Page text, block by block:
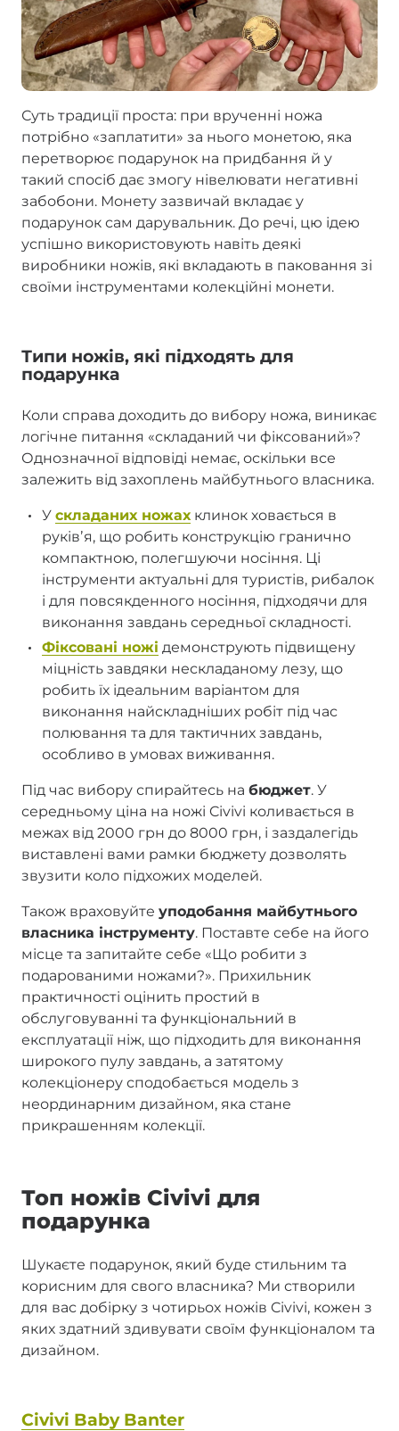
Суть традиції проста: при врученні ножа
потрібно «заплатити» за нього монетою, яка
перетворює подарунок на придбання й у
такий спосіб дає змогу нівелювати негативні
забобони. Монету зазвичай вкладає у
подарунок сам дарувальник. До речі, цю ідею
успішно використовують навіть деякі
виробники ножів, які вкладають в паковання зі
своїми інструментами колекційні монети.
Типи ножів, які підходять для
подарунка
Коли справа доходить до вибору ножа, виникає
логічне питання «складаний чи фіксований»?
Однозначної відповіді немає, оскільки все
залежить від захоплень майбутнього власника.
У складаних ножахклинок ховається в
руківʼя, що робить конструкцію гранично
компактною, полегшуючи носіння. Ці
інструменти актуальні для туристів, рибалок
і для повсякденного носіння, підходячи для
виконання завдань середньої складності.
Фіксовані ножі демонструють підвищену
міцність завдяки нескладаному лезу, що
робить їх ідеальним варіантом для
виконання найскладніших робіт під час
полювання та для тактичних завдань,
особливо в умовах виживання.
Під час вибору спирайтесь на бюджет. У
середньому ціна на ножі Civivi коливається в
межах від 2000 грн до 8000 грн, і заздалегідь
виставлені вами рамки бюджету дозволять
звузити коло підхожих моделей.
Також враховуйте уподобання майбутнього
власника інструменту. Поставте себе на його
місце та запитайте себе «Що робити з
подарованими ножами?». Прихильник
практичності оцінить простий в
обслуговуванні та функціональний в
експлуатації ніж, що підходить для виконання
широкого пулу завдань, а затятому
колекціонеру сподобається модель з
неординарним дизайном, яка стане
прикрашенням колекції.
Топ ножів Civivi для
подарунка
Шукаєте подарунок, який буде стильним та
корисним для свого власника? Ми створили
для вас добірку з чотирьох ножів Civivi, кожен з
яких здатний здивувати своїм функціоналом та
дизайном.
Civivi Baby Banter